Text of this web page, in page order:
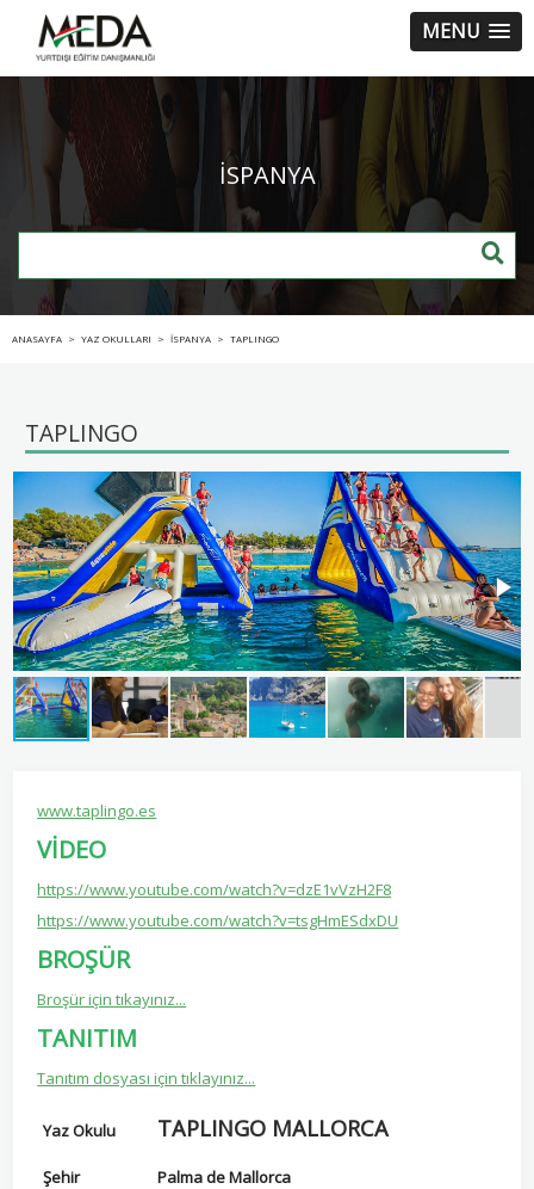
MENU
İSPANYA
ANASAYFA > YAZ OKULLARI > İSPANYA > TAPLINGO
TAPLINGO
www.taplingo.es
VİDEO
https://www.youtube.com/watch?v=dzE1vVzH2F8
https://www.youtube.com/watch?v=tsgHmESdxDU
BROŞÜR
Broşür için tıkayınız...
TANITIM
Tanıtım dosyası için tıklayınız...
Yaz Okulu TAPLINGO MALLORCA
Şehir
Palma de Mallorca